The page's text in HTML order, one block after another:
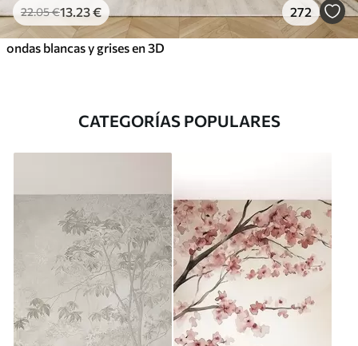
22.05€13 .23€ 272
ondas blancas y grises en 3D
CATEGORÍAS POPULARES